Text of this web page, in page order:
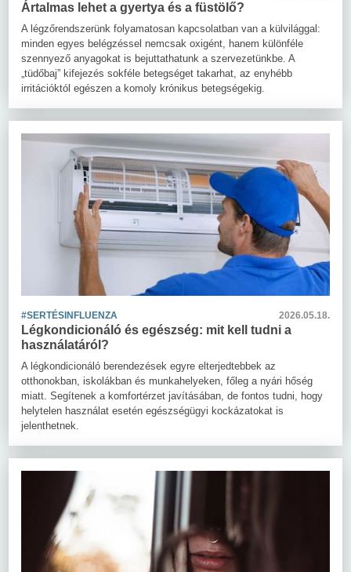
Ártalmas lehet a gyertya és a füstölő?
A légzőrendszerünk folyamatosan kapcsolatban van a külvilággal:
minden egyes belégzéssel nemcsak oxigént, hanem különféle
szennyező anyagokat is bejuttathatunk a szervezetünkbe. A
„tüdőbaj” kifejezés sokféle betegséget takarhat, az enyhébb
irritációktól egészen a komoly krónikus betegségekig.
#SERTÉSINFLUENZA 2026.05.18.
Légkondicionáló és egészség: mit kell tudni a
használatáról?
A légkondicionáló berendezések egyre elterjedtebbek az
otthonokban, iskolákban és munkahelyeken, főleg a nyári hőség
miatt. Segítenek a komfortérzet javításában, de fontos tudni, hogy
helytelen használat esetén egészségügyi kockázatokat is
jelenthetnek.